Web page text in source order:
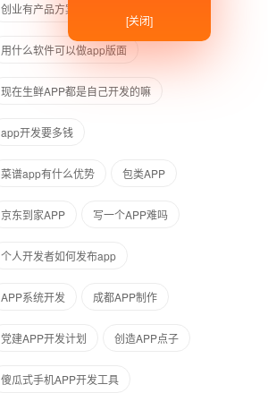
创业有产品方案,app怎么做
用什么软件可以做app版面
现在生鲜APP都是自己开发的嘛
app开发要多钱
菜谱app有什么优势 包类APP
京东到家APP 写一个APP难吗
个人开发者如何发布app
APP系统开发 成都APP制作
党建APP开发计划 创造APP点子
傻瓜式手机APP开发工具
[关闭]